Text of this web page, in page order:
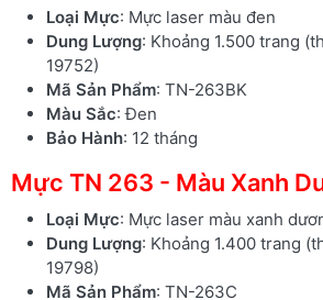
Loại Mực: Mực laser màu đen
Dung Lượng: Khoảng 1.500 trang
19752)
Mã Sản Phẩm: TN-263BK
Màu Sắc: Đen
Bảo Hành: 12 tháng
Mực TN 263 - Màu Xanh
Loại Mực: Mực laser màu xanh
Dung Lượng: Khoảng 1.400 trang
19798)
Mã Sản Phẩm: TN-263C